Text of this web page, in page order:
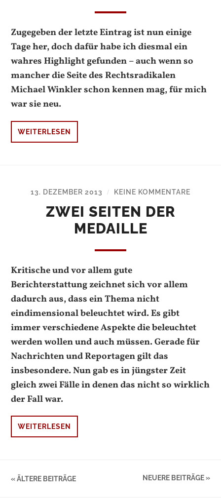
Zugegeben der letzte Eintrag ist nun einige
Tage her, doch dafür habe ich diesmal ein
wahres Highlight gefunden – auch wenn so
mancher die Seite des Rechtsradikalen
Michael Winkler schon kennen mag, für mich
war sie neu.
WEITERLESEN
13. DEZEMBER 2013 / KEINE KOMMENTARE
ZWEI SEITEN DER
MEDAILLE
Kritische und vor allem gute
Berichterstattung zeichnet sich vor allem
dadurch aus, dass ein Thema nicht
eindimensional beleuchtet wird. Es gibt
immer verschiedene Aspekte die beleuchtet
werden wollen und auch müssen. Gerade für
Nachrichten und Reportagen gilt das
insbesondere. Nun gab es in jüngster Zeit
gleich zwei Fälle in denen das nicht so wirklich
der Fall war.
WEITERLESEN
« ÄLTERE BEITRÄGE NEUERE BEITRÄGE »